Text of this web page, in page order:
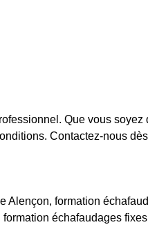
Que vous
Contactez-nous
formation
échafaudages